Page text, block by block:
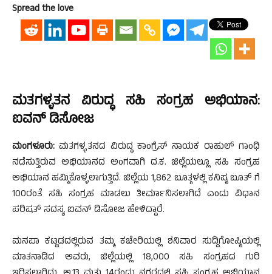
Spread the love
ಮತಗಳ್ಳತನ ವಿರುದ್ಧ ಸಹಿ ಸಂಗ್ರಹ ಅಭಿಯಾನ:
ಐವನ್ ಡಿಸೋಜ
ಮಂಗಳೂರು: ಮತಗಳ್ಳತನದ ವಿರುದ್ಧ ಕಾಂಗ್ರೆಸ್ ನಾಯಕ ರಾಹುಲ್ ಗಾಂಧಿ
ನಡೆಸುತ್ತಿರುವ ಅಭಿಯಾನದ ಅಂಗವಾಗಿ ದ.ಕ. ಜಿಲ್ಲೆಯಲ್ಲೂ ಸಹಿ ಸಂಗ್ರಹ
ಅಭಿಯಾನ ಹಮ್ಮಿಕೊಳ್ಳಲಾಗುತ್ತಿದೆ. ಜಿಲ್ಲೆಯ 1,862 ಬೂತ್ಗಳಲ್ಲಿ ಕನಿಷ್ಠ ಬೂತ್ ಗೆ
100ರಂತೆ ಸಹಿ ಸಂಗ್ರಹ ಮಾಡಲು ತೀರ್ಮಾನಿಸಲಾಗಿದೆ ಎಂದು ವಿಧಾನ
ಪರಿಷತ್ ಸದಸ್ಯ ಐವನ್ ಡಿಸೋಜ ಹೇಳಿದ್ದಾರೆ.
ಮನಪಾ ಕಟ್ಟಡದಲ್ಲಿರುವ ತಮ್ಮ ಕಚೇರಿಯಲ್ಲಿ ಶನಿವಾರ ಸುದ್ದಿಗೋಷ್ಠಿಯಲ್ಲಿ
ಮಾತನಾಡಿದ ಅವರು, ಜಿಲ್ಲೆಯಲ್ಲಿ 18,000 ಸಹಿ ಸಂಗ್ರಹದ ಗುರಿ